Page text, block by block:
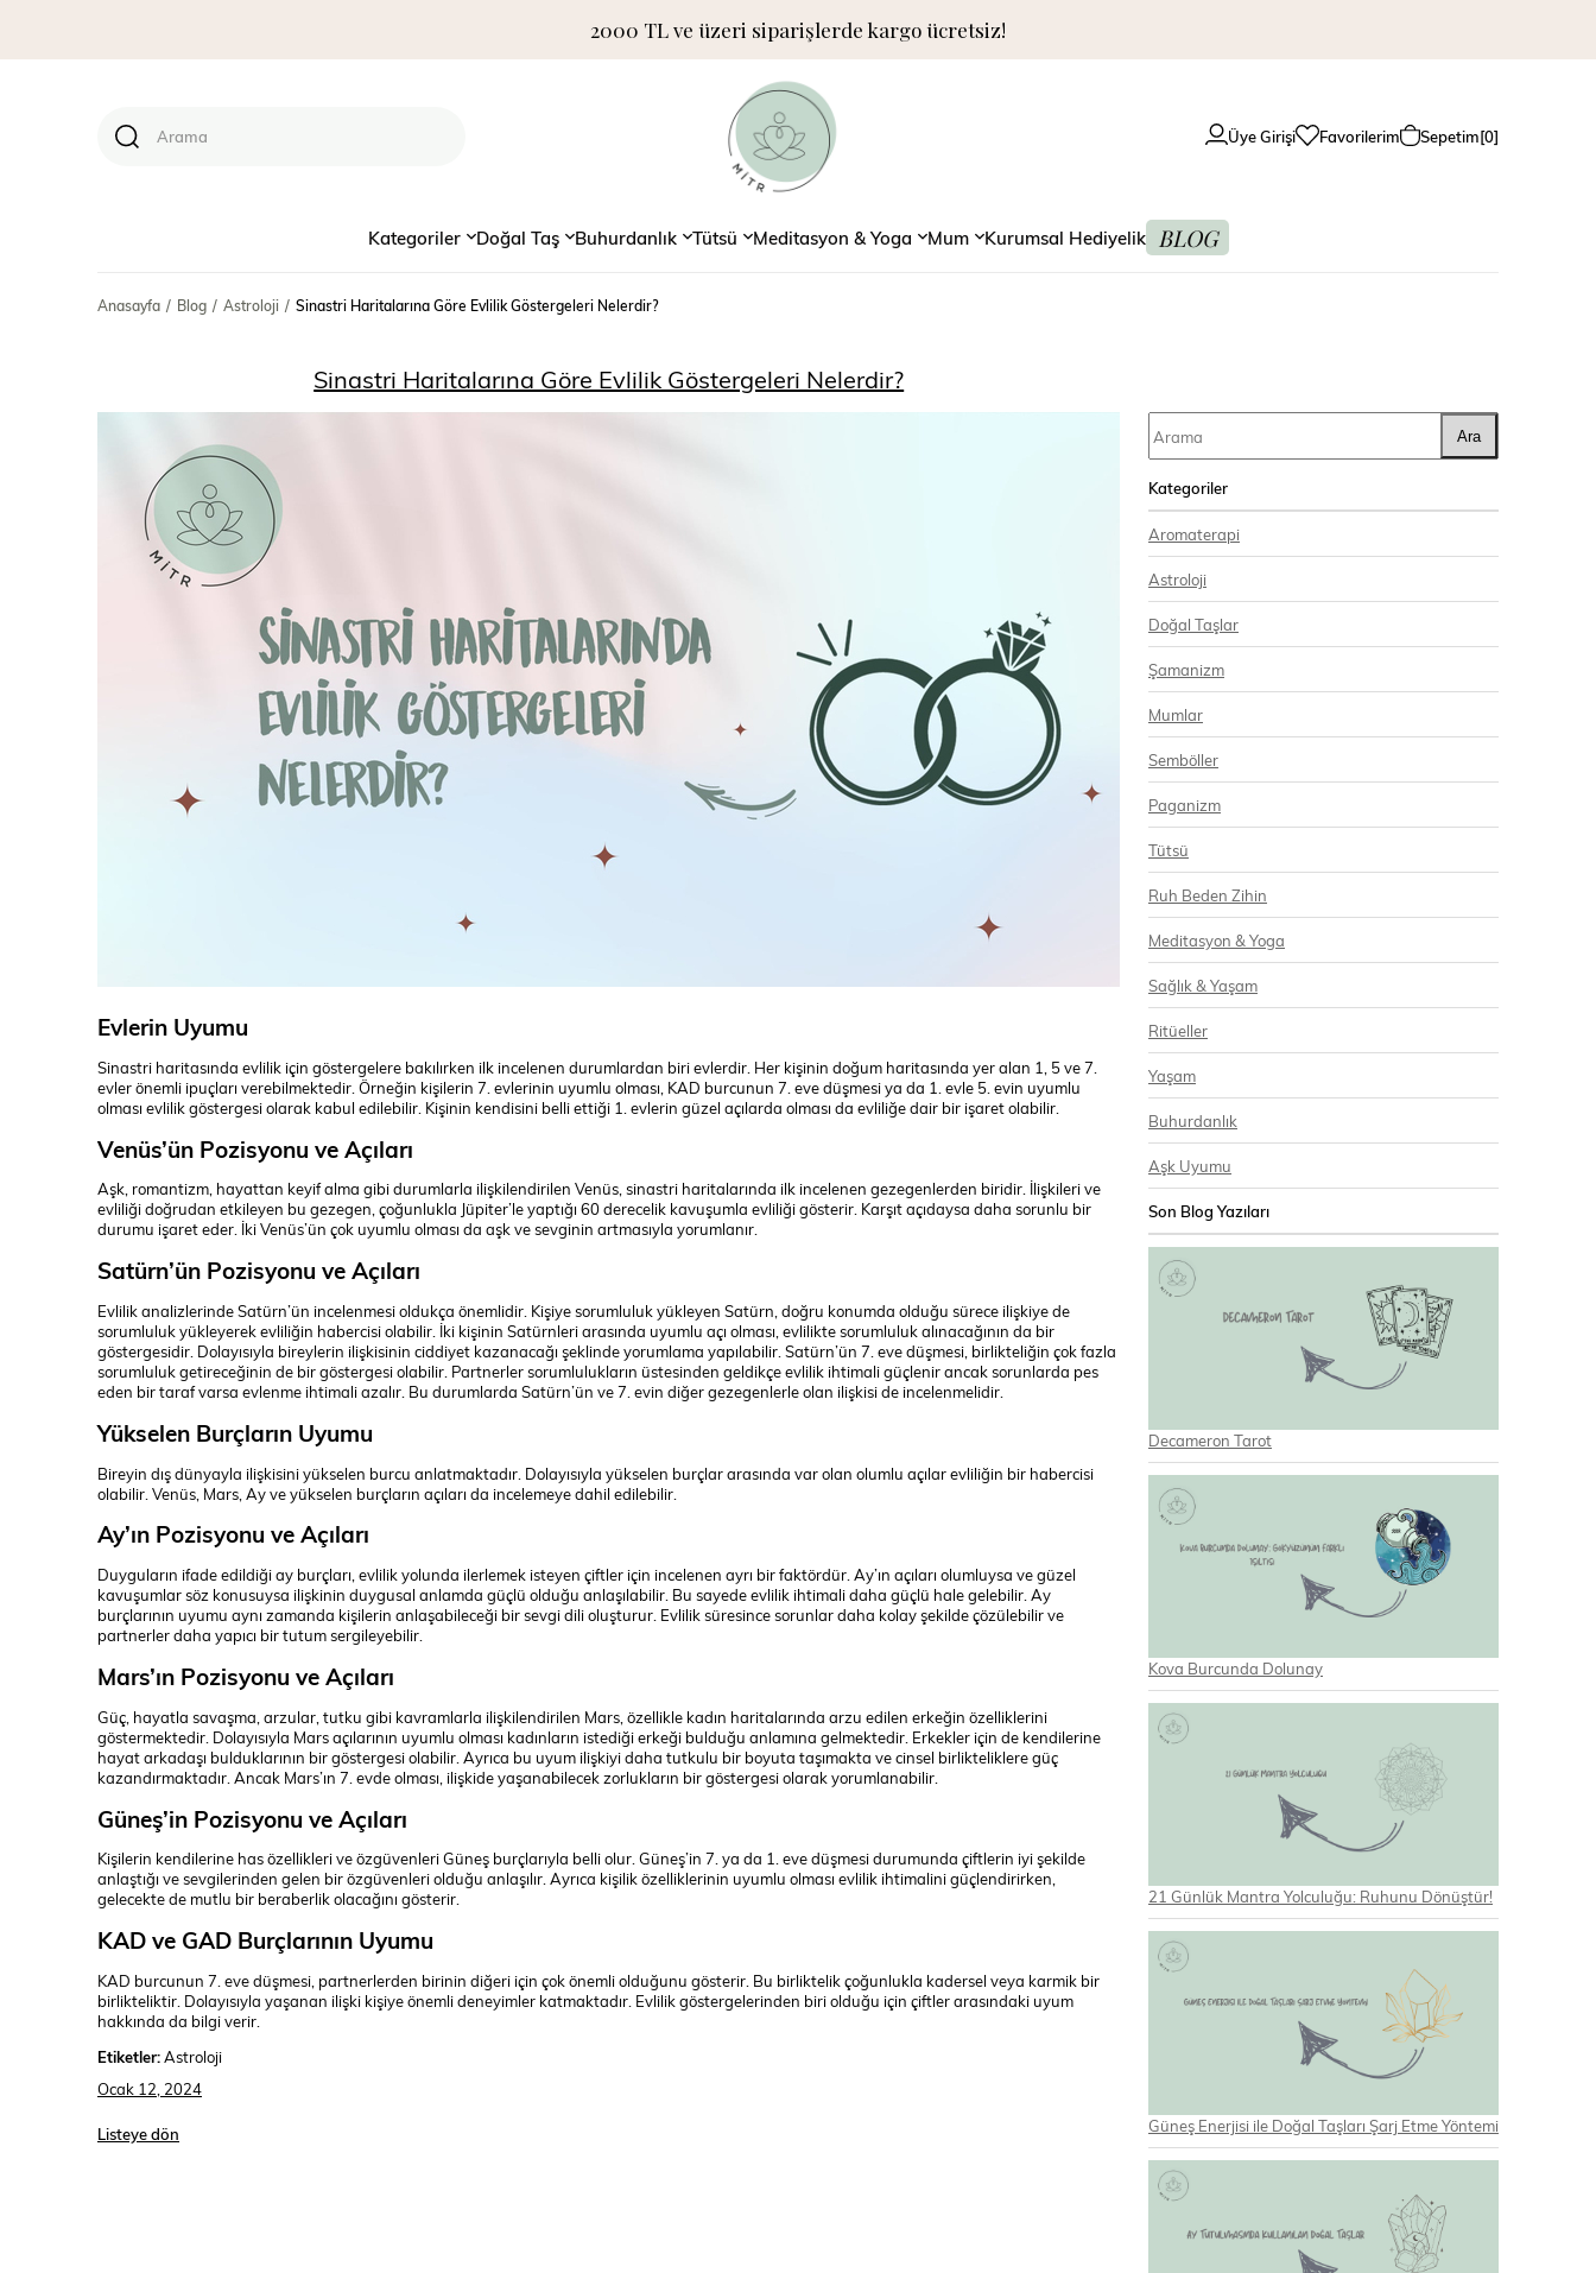
2000 TL ve üzeri siparişlerde kargo ücretsiz!
Üye Girişi Favorilerim Sepetim 0
Kategoriler Doğal Taş Buhurdanlık Tütsü Meditasyon & Yoga Mum Kurumsal Hediyelik BLOG
Anasayfa Blog Astroloji Sinastri Haritalarına Göre Evlilik Göstergeleri Nelerdir?
Sinastri Haritalarına Göre Evlilik Göstergeleri Nelerdir?
Evlerin Uyumu
Sinastri haritasında evlilik için göstergelere bakılırken ilk incelenen durumlardan biri evlerdir. Her kişinin doğum haritasında yer alan 1, 5 ve 7.
evler önemli ipuçları verebilmektedir. Örneğin kişilerin 7. evlerinin uyumlu olması, KAD burcunun 7. eve düşmesi ya da 1. evle 5. evin uyumlu
olması evlilik göstergesi olarak kabul edilebilir. Kişinin kendisini belli ettiği 1. evlerin güzel açılarda olması da evliliğe dair bir işaret olabilir.
Venüs’ün Pozisyonu ve Açıları
Aşk, romantizm, hayattan keyif alma gibi durumlarla ilişkilendirilen Venüs, sinastri haritalarında ilk incelenen gezegenlerden biridir. İlişkileri ve
evliliği doğrudan etkileyen bu gezegen, çoğunlukla Jüpiter’le yaptığı 60 derecelik kavuşumla evliliği gösterir. Karşıt açıdaysa daha sorunlu bir
durumu işaret eder. İki Venüs’ün çok uyumlu olması da aşk ve sevginin artmasıyla yorumlanır.
Satürn’ün Pozisyonu ve Açıları
Evlilik analizlerinde Satürn’ün incelenmesi oldukça önemlidir. Kişiye sorumluluk yükleyen Satürn, doğru konumda olduğu sürece ilişkiye de
sorumluluk yükleyerek evliliğin habercisi olabilir. İki kişinin Satürnleri arasında uyumlu açı olması, evlilikte sorumluluk alınacağının da bir
göstergesidir. Dolayısıyla bireylerin ilişkisinin ciddiyet kazanacağı şeklinde yorumlama yapılabilir. Satürn’ün 7. eve düşmesi, birlikteliğin çok fazla
sorumluluk getireceğinin de bir göstergesi olabilir. Partnerler sorumlulukların üstesinden geldikçe evlilik ihtimali güçlenir ancak sorunlarda pes
eden bir taraf varsa evlenme ihtimali azalır. Bu durumlarda Satürn’ün ve 7. evin diğer gezegenlerle olan ilişkisi de incelenmelidir.
Yükselen Burçların Uyumu
Bireyin dış dünyayla ilişkisini yükselen burcu anlatmaktadır. Dolayısıyla yükselen burçlar arasında var olan olumlu açılar evliliğin bir habercisi
olabilir. Venüs, Mars, Ay ve yükselen burçların açıları da incelemeye dahil edilebilir.
Ay’ın Pozisyonu ve Açıları
Duyguların ifade edildiği ay burçları, evlilik yolunda ilerlemek isteyen çiftler için incelenen ayrı bir faktördür. Ay’ın açıları olumluysa ve güzel
kavuşumlar söz konusuysa ilişkinin duygusal anlamda güçlü olduğu anlaşılabilir. Bu sayede evlilik ihtimali daha güçlü hale gelebilir. Ay
burçlarının uyumu aynı zamanda kişilerin anlaşabileceği bir sevgi dili oluşturur. Evlilik süresince sorunlar daha kolay şekilde çözülebilir ve
partnerler daha yapıcı bir tutum sergileyebilir.
Mars’ın Pozisyonu ve Açıları
Güç, hayatla savaşma, arzular, tutku gibi kavramlarla ilişkilendirilen Mars, özellikle kadın haritalarında arzu edilen erkeğin özelliklerini
göstermektedir. Dolayısıyla Mars açılarının uyumlu olması kadınların istediği erkeği bulduğu anlamına gelmektedir. Erkekler için de kendilerine
hayat arkadaşı bulduklarının bir göstergesi olabilir. Ayrıca bu uyum ilişkiyi daha tutkulu bir boyuta taşımakta ve cinsel birlikteliklere güç
kazandırmaktadır. Ancak Mars’ın 7. evde olması, ilişkide yaşanabilecek zorlukların bir göstergesi olarak yorumlanabilir.
Güneş’in Pozisyonu ve Açıları
Kişilerin kendilerine has özellikleri ve özgüvenleri Güneş burçlarıyla belli olur. Güneş’in 7. ya da 1. eve düşmesi durumunda çiftlerin iyi şekilde
anlaştığı ve sevgilerinden gelen bir özgüvenleri olduğu anlaşılır. Ayrıca kişilik özelliklerinin uyumlu olması evlilik ihtimalini güçlendirirken,
gelecekte de mutlu bir beraberlik olacağını gösterir.
KAD ve GAD Burçlarının Uyumu
KAD burcunun 7. eve düşmesi, partnerlerden birinin diğeri için çok önemli olduğunu gösterir. Bu birliktelik çoğunlukla kadersel veya karmik bir
birlikteliktir. Dolayısıyla yaşanan ilişki kişiye önemli deneyimler katmaktadır. Evlilik göstergelerinden biri olduğu için çiftler arasındaki uyum
hakkında da bilgi verir.
Etiketler:Astroloji
Ocak 12, 2024
Listeye dön
Ara
Kategoriler
Aromaterapi
Astroloji
Doğal Taşlar
Şamanizm
Mumlar
Semböller
Paganizm
Tütsü
Ruh Beden Zihin
Meditasyon & Yoga
Sağlık & Yaşam
Ritüeller
Yaşam
Buhurdanlık
Aşk Uyumu
Son Blog Yazıları
Decameron Tarot
Kova Burcunda Dolunay
21 Günlük Mantra Yolculuğu: Ruhunu Dönüştür!
Güneş Enerjisi ile Doğal Taşları Şarj Etme Yöntemi